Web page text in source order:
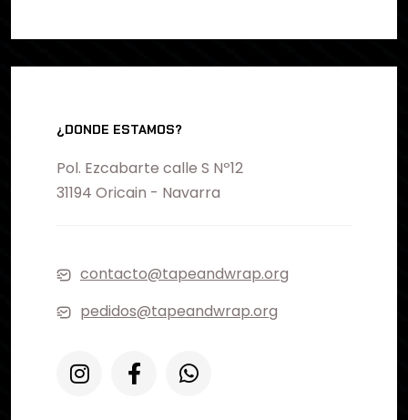
¿DONDE ESTAMOS?
Pol. Ezcabarte calle S Nº12
31194 Oricain - Navarra
contacto@tapeandwrap.org
pedidos@tapeandwrap.org